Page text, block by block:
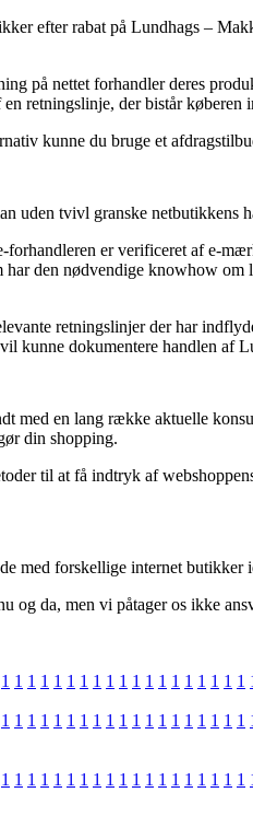
efter rabat på Lundhags –
på nettet forhandler deres
retningslinje, der bistår køberen
kunne du bruge et
uden tvivl granske netbutikkens
er verificeret af e-
den nødvendige knowhow
retningslinjer der har
kunne dokumentere handlen
med en lang række aktuelle
din shopping.
til at få indtryk af
med forskellige internet
da, men vi påtager os ikke
1 1 1 1 1 1 1 1 1 1 1 1 1 1 1 1 1 1 1
1 1 1 1 1 1 1 1 1 1 1 1 1 1 1 1 1 1 1
1 1 1 1 1 1 1 1 1 1 1 1 1 1 1 1 1 1 1